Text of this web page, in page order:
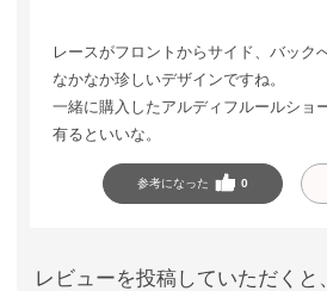
レースがフロントからサイド、バック
なかなか珍しいデザインですね。
一緒に購入したアルディフルールショ
有るといいな。
参考になった 0
レビューを投稿していただく